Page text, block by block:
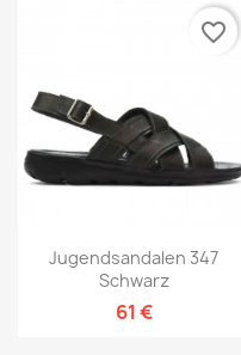
Jugendsandalen 347
Schwarz
61 €
favorite_border